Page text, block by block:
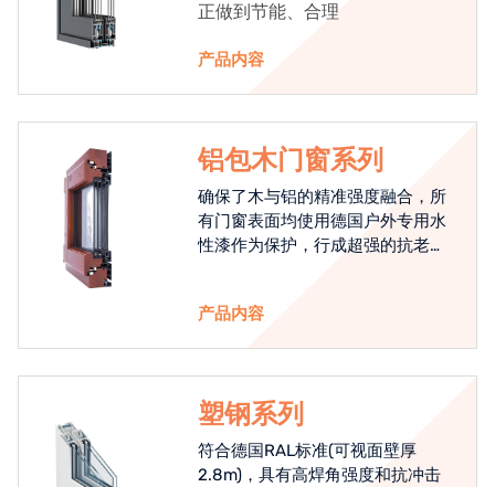
正做到节能、合理
产品内容
铝包木门窗系列
确保了木与铝的精准强度融合，所
有门窗表面均使用德国户外专用水
性漆作为保护，行成超强的抗老化
产品内容
塑钢系列
符合德国RAL标准(可视面壁厚
2.8m)，具有高焊角强度和抗冲击